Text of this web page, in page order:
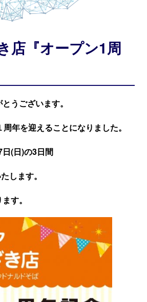
店『オープン1周
うございます。
年を迎えることになりました。
(日)の3日間
します。
す。